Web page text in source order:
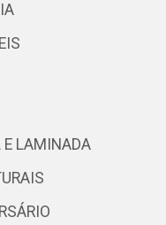
E LAMINADA